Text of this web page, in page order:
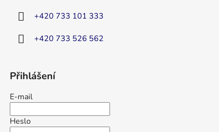
+420 733 101 333
+420 733 526 562
Přihlášení
E-mail
Heslo